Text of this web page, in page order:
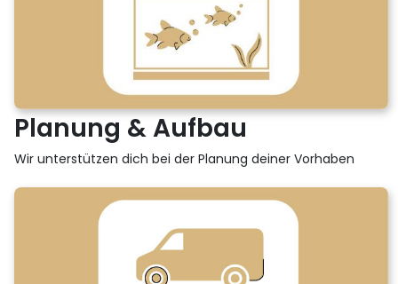
Planung & Aufbau
Wir unterstützen dich bei der Planung deiner Vorhaben